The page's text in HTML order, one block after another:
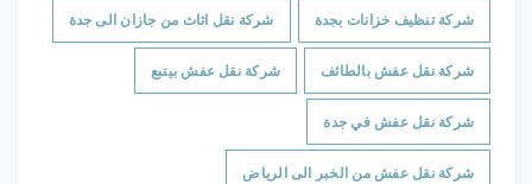
شركة تنظيف خزانات بجدة شركة نقل اثاث من جازان الى جدة
شركة نقل عفش بالطائف شركة نقل عفش بينبع
شركة نقل عفش في جدة
شركة نقل عفش من الخبر الى الرياض